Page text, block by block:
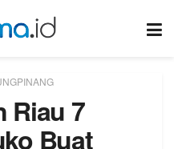
Riau 7
Buat